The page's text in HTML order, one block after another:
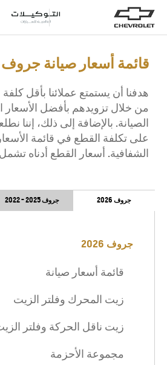
رجوع
قائمة أسعار صيانة جروف
هدفنا أن يستمتع عملائنا بأقل كلفة
من خلال تزويدهم بأفضل الأسعار
الصيانة. بالإضافة إلى ذلك، إننا
على تكلفة القطع في قائمة
الشفافية. أسعار القطع أدناه
جروف 2026 جروف 2025 - 2022
جروف 2026
قائمة أسعار صيانة
زيت المحرك وفلتر الزيت
زيت ناقل الحركة وفلتر
مجموعة الأحزمة